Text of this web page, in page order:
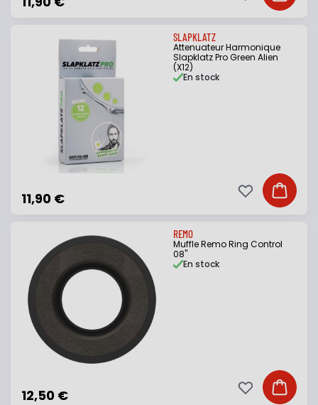
SLAPKLATZ
Attenuateur Harmonique
Slapklatz Pro Green Alien
(X12)
11,90 €
En stock
Ajouter
Ajouter à ma
REMO
Muffle Remo Ring Control
08"
12,50 €
En stock
Ajouter
Ajouter à ma